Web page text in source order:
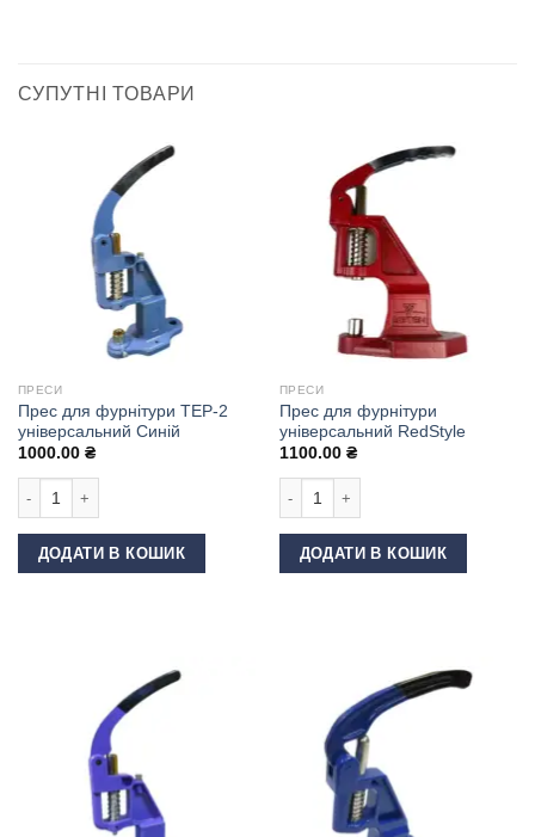
СУПУТНІ ТОВАРИ
ПРЕСИ
Прес для фурнітури ТЕР-2
універсальний Синій
1000.00 ₴
ДОДАТИ В КОШИК
ПРЕСИ
Прес для фурнітури
універсальний RedStyle
1100.00 ₴
ДОДАТИ В КОШИК